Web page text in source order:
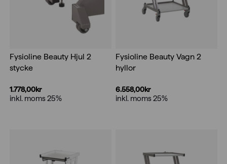
Fysioline Beauty Hjul 2
stycke
1.778,00kr
inkl. moms 25%
Fysioline Beauty Vagn 2
hyllor
6.558,00kr
inkl. moms 25%